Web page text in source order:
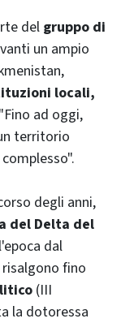
del gruppo di
un ampio
locali,
ad oggi,
territorio
degli anni,
del Delta del
dal
risalgono fino
(III
la dotoressa